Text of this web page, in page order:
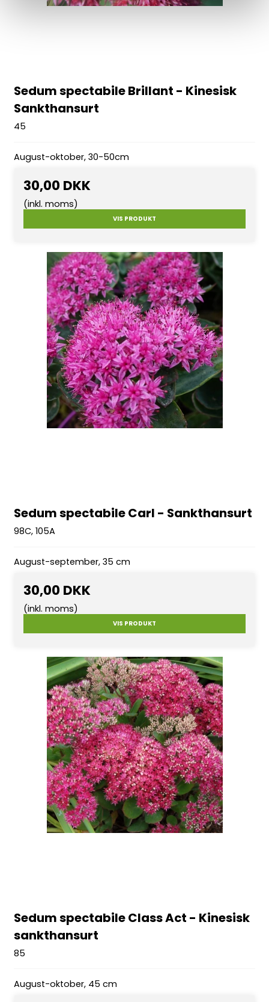
Sedum spectabile Brillant - Kinesisk
Sankthansurt
45
August-oktober, 30-50cm
30,00 DKK
(inkl. moms)
VIS PRODUKT
Sedum spectabile Carl - Sankthansurt
98C, 105A
August-september, 35 cm
30,00 DKK
(inkl. moms)
VIS PRODUKT
Sedum spectabile Class Act - Kinesisk
sankthansurt
85
August-oktober, 45 cm